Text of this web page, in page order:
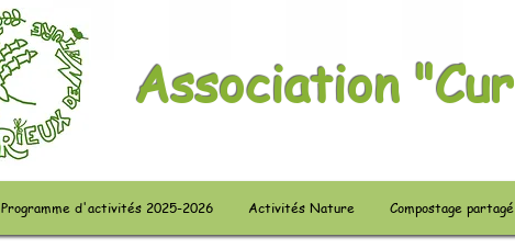
Association
Programme d'activités 2025-2026 Activités Nature Compostage partagé